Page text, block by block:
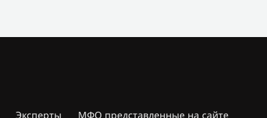
Эксперты МФО представленные на сайте